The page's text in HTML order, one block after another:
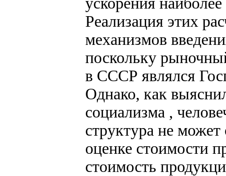
Реализация этих
механизмов
поскольку
в СССР являлся
Однако, как
социализма ,
структура не
оценке стоимости
стоимость